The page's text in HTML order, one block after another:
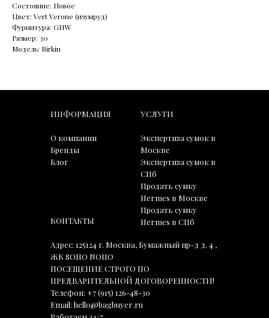
Состояние: Новое
Цвет: Vert Verone (изумруд)
Фурнитура: GHW
Размер: 30
Модель: Birkin
ИНФОРМАЦИЯ
О компании
Бренды
Блог
УСЛУГИ
Экспертиза сумок в
Москве
Экспертиза сумок в
СПб
Продать сумку
Hermes в Москве
Продать сумку
Hermes в СПб
КОНТАКТЫ
Адрес: 125124 г. Москва, Бумажный пр-д д. 4 ,
ЖК SOHO NOHO
ПОСЕЩЕНИЕ СТРОГО ПО
ПРЕДВАРИТЕЛЬНОЙ ДОГОВОРЕННОСТИ!
Телефон: +7 (915) 126-48-30
Email: hello@bagbuyer.ru